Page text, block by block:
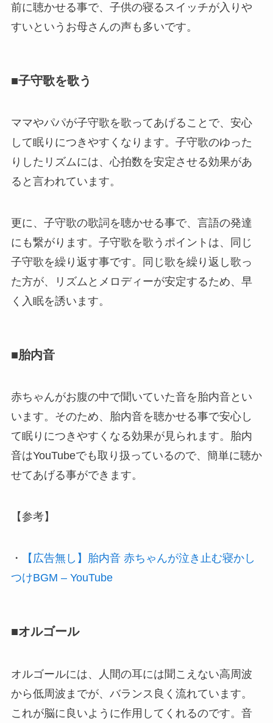
前に聴かせる事で、子供の寝るスイッチが入りや
すいというお母さんの声も多いです。
■子守歌を歌う
ママやパパが子守歌を歌ってあげることで、安心
して眠りにつきやすくなります。子守歌のゆった
りしたリズムには、心拍数を安定させる効果があ
ると言われています。
更に、子守歌の歌詞を聴かせる事で、言語の発達
にも繋がります。子守歌を歌うポイントは、同じ
子守歌を繰り返す事です。同じ歌を繰り返し歌っ
た方が、リズムとメロディーが安定するため、早
く入眠を誘います。
■胎内音
赤ちゃんがお腹の中で聞いていた音を胎内音とい
います。そのため、胎内音を聴かせる事で安心し
て眠りにつきやすくなる効果が見られます。胎内
音はYouTubeでも取り扱っているので、簡単に聴か
せてあげる事ができます。
【参考】
・
【広告無し】胎内音 赤ちゃんが泣き止む寝かし
つけBGM – YouTube
■オルゴール
オルゴールには、人間の耳には聞こえない高周波
から低周波までが、バランス良く流れています。
これが脳に良いように作用してくれるのです。音